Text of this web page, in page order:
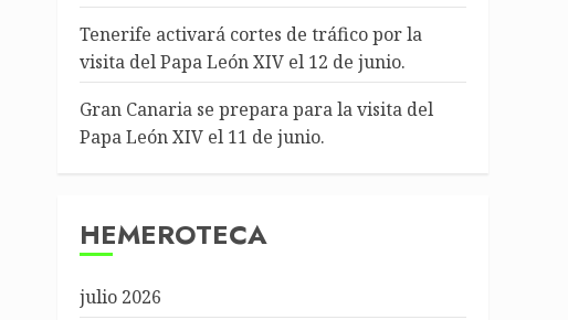
Tenerife activará cortes de tráfico por la
visita del Papa León XIV el 12 de junio.
Gran Canaria se prepara para la visita del
Papa León XIV el 11 de junio.
HEMEROTECA
julio 2026